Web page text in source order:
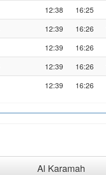
12:38 16:25
12:39 16:26
12:39 16:26
12:39 16:26
12:39 16:26
Al Karamah